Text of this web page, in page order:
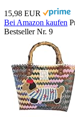
15,98 EUR
Bei Amazon kaufen
Bestseller Nr. 9